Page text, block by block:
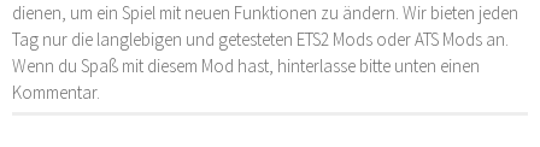
dienen, um ein Spiel mit neuen Funktionen zu ändern. Wir bieten jeden
Tag nur die langlebigen und getesteten ETS2 Mods oder ATS Mods an.
Wenn du Spaß mit diesem Mod hast, hinterlasse bitte unten einen
Kommentar.